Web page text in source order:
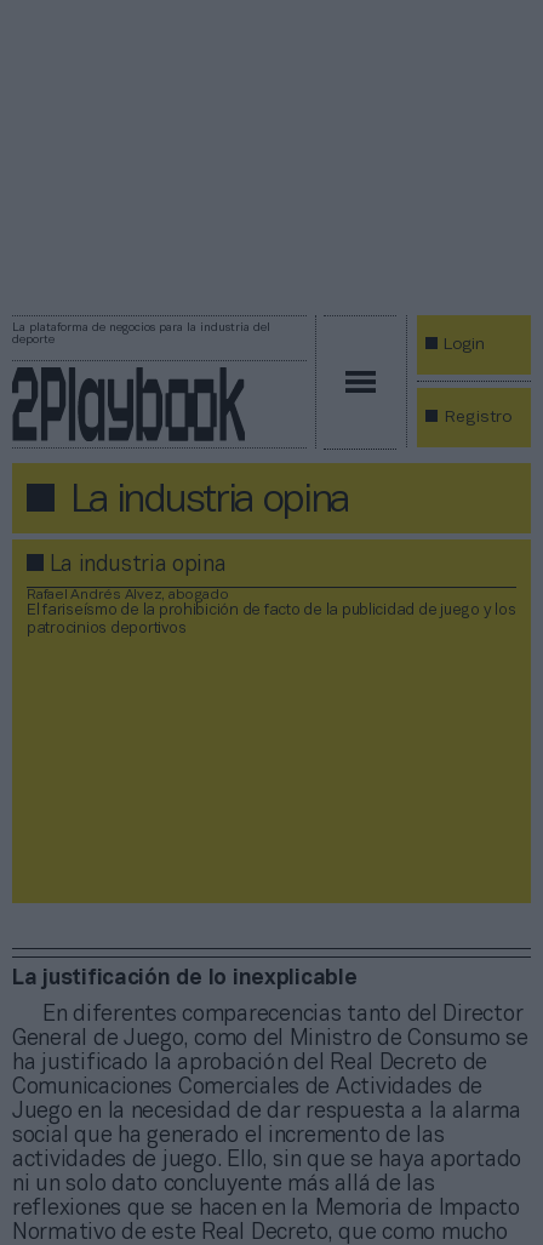
La plataforma de negocios para la industria del
deporte
Login
Registro
La industria opina
La industria opina
Rafael Andrés Alvez, abogado
El fariseísmo de la prohibición de facto de la publicidad de juego y los
patrocinios deportivos
La justificación de lo inexplicable
En diferentes comparecencias tanto del Director
General de Juego, como del Ministro de Consumo se
ha justificado la aprobación del Real Decreto de
Comunicaciones Comerciales de Actividades de
Juego en la necesidad de dar respuesta a la alarma
social que ha generado el incremento de las
actividades de juego. Ello, sin que se haya aportado
ni un solo dato concluyente más allá de las
reflexiones que se hacen en la Memoria de Impacto
Normativo de este Real Decreto, que como mucho